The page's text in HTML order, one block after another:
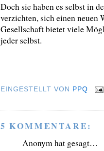
Doch sie haben es selbst in
verzichten, sich einen
Gesellschaft bietet viele
jeder selbst.
EINGESTELLT VON PPQ
5 KOMMENTARE:
Anonym hat gesagt…